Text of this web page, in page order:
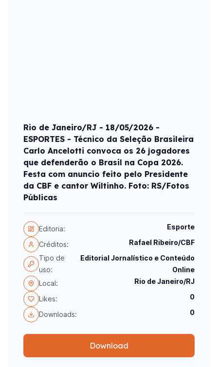
Rio de Janeiro/RJ - 18/05/2026 -
ESPORTES - Técnico da Seleção Brasileira
Carlo Ancelotti convoca os 26 jogadores
que defenderão o Brasil na Copa 2026.
Festa com anuncio feito pelo Presidente
da CBF e cantor Wiltinho. Foto: RS/Fotos
Públicas
Editoria: Esporte
Créditos:
Rafael Ribeiro/CBF
Tipo de
uso:
Editorial Jornalístico e Conteúdo
Online
Local:
Rio de Janeiro/RJ
Likes: 0
Downloads: 0
Download